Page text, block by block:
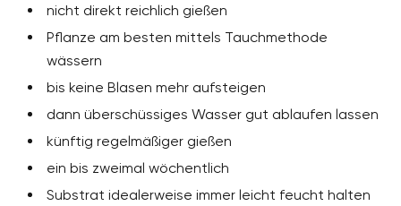
nicht direkt reichlich gießen
Pflanze am besten mittels Tauchmethode
wässern
bis keine Blasen mehr aufsteigen
dann überschüssiges Wasser gut ablaufen lassen
künftig regelmäßiger gießen
ein bis zweimal wöchentlich
Substrat idealerweise immer leicht feucht halten